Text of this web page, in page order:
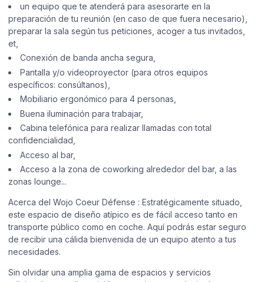
un equipo que te atenderá para asesorarte en la
preparación de tu reunión (en caso de que fuera necesario),
preparar la sala según tus peticiones, acoger a tus invitados,
et,
Conexión de banda ancha segura,
Pantalla y/o videoproyector (para otros equipos
específicos: consúltanos),
Mobiliario ergonómico para 4 personas,
Buena iluminación para trabajar,
Cabina telefónica para realizar llamadas con total
confidencialidad,
Acceso al bar,
Acceso a la zona de coworking alrededor del bar, a las
zonas lounge...
Acerca del Wojo Coeur Défense : Estratégicamente situado,
este espacio de diseño atípico es de fácil acceso tanto en
transporte público como en coche. Aquí podrás estar seguro
de recibir una cálida bienvenida de un equipo atento a tus
necesidades.
Sin olvidar una amplia gama de espacios y servicios